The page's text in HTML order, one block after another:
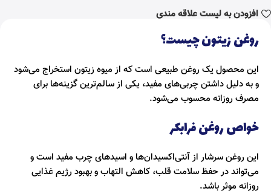
روغن زیتون چیست؟
این محصول یک روغن طبیعی است که از میوه زیتون استخراج می‌شود
و به دلیل داشتن چربی‌های مفید، یکی از سالم‌ترین گزینه‌ها برای
مصرف روزانه محسوب می‌شود.
خواص روغن فرابکر
این روغن سرشار از آنتی‌اکسیدان‌ها و اسیدهای چرب مفید است و
می‌تواند در حفظ سلامت قلب، کاهش التهاب و بهبود رژیم غذایی
روزانه موثر باشد.
افزودن به لیست علاقه مندی